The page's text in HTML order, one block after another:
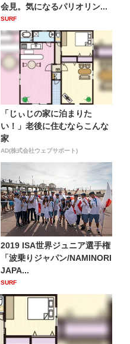
会見。気になるパリオリン...
SURF
「じぃじの家に泊まりた
い！」老後に住むならこんな
家
AD(株式会社ウェブサポート)
2019 ISA世界ジュニア選手権
「波乗りジャパン/NAMINORI
JAPA...
SURF